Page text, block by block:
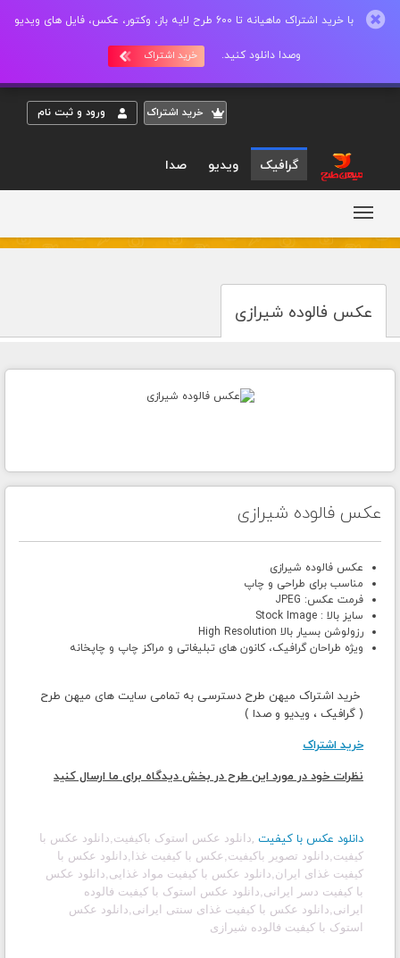
با خرید اشتراک ماهیانه تا 600 طرح لایه باز، وکتور، عکس، فایل های ویدیو
وصدا دانلود کنید. خرید اشتراک
خريد اشتراک ورود و ثبت نام
گرافیک ویدیو صدا
عکس فالوده شیرازی
عکس فالوده شیرازی
عکس فالوده شیرازی
مناسب برای طراحی و چاپ
فرمت عکس: JPEG
سایز بالا : Stock Image
رزولوشن بسیار بالا High Resolution
ویژه طراحان گرافیک، کانون های تبلیغاتی و مراکز چاپ و چاپخانه
خرید اشتراک میهن طرح دسترسی به تمامی سایت های میهن طرح
( گرافیک ، ویدیو و صدا )
خرید اشتراک
نظرات خود در مورد این طرح در بخش دیدگاه برای ما ارسال کنید
دانلود عکس با کیفیت ,دانلود عکس استوک باکیفیت,دانلود عکس با
کیفیت,دانلود تصویر باکیفیت,عکس با کیفیت غذا,دانلود عکس با
کیفیت غذای ایران,دانلود عکس با کیفیت مواد غذایی,دانلود عکس
با کیفیت دسر ایرانی,دانلود عکس استوک با کیفیت فالوده
ایرانی,دانلود عکس با کیفیت غذای سنتی ایرانی,دانلود عکس
استوک با کیفیت فالوده شیرازی